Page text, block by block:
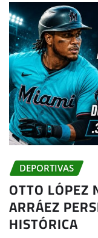
DEPORTIVAS
OTTO LÓPEZ
ARRÁEZ
HISTÓRICA